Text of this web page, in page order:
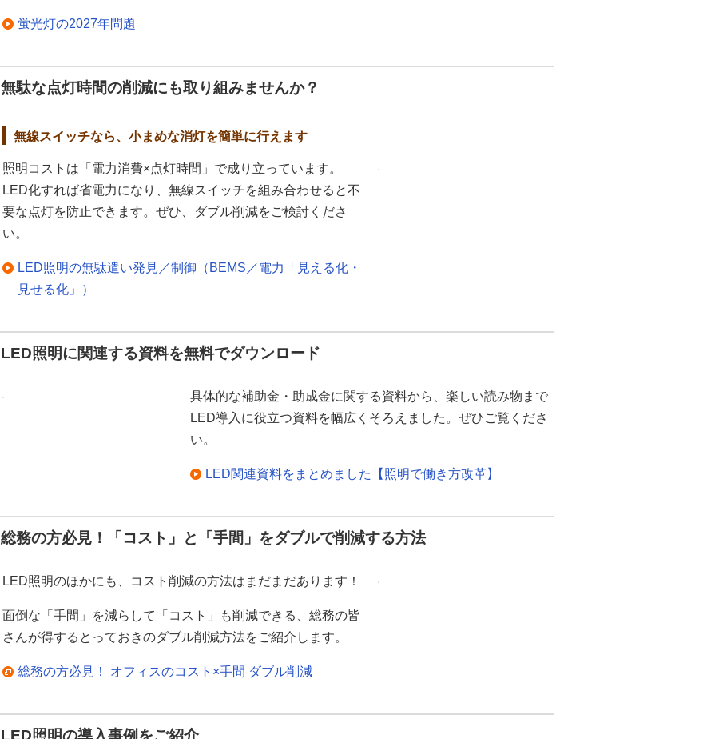
蛍光灯の2027年問題
無駄な点灯時間の削減にも取り組みませんか？
無線スイッチなら、小まめな消灯を簡単に行えます
照明コストは「電力消費×点灯時間」で成り立っています。
LED化すれば省電力になり、無線スイッチを組み合わせると不
要な点灯を防止できます。ぜひ、ダブル削減をご検討くださ
い。
LED照明の無駄遣い発見／制御（BEMS／電力「見える化・
見せる化」）
LED照明に関連する資料を無料でダウンロード
具体的な補助金・助成金に関する資料から、楽しい読み物まで
LED導入に役立つ資料を幅広くそろえました。ぜひご覧くださ
い。
LED関連資料をまとめました【照明で働き方改革】
総務の方必見！「コスト」と「手間」をダブルで削減する方法
LED照明のほかにも、コスト削減の方法はまだまだあります！
面倒な「手間」を減らして「コスト」も削減できる、総務の皆
さんが得するとっておきのダブル削減方法をご紹介します。
総務の方必見！ オフィスのコスト×手間 ダブル削減
LED照明の導入事例をご紹介